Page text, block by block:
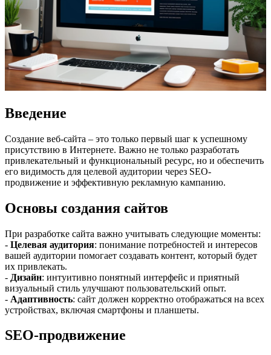
Введение
Создание веб-сайта – это только первый шаг к успешному
присутствию в Интернете. Важно не только разработать
привлекательный и функциональный ресурс, но и обеспечить
его видимость для целевой аудитории через SEO-
продвижение и эффективную рекламную кампанию.
Основы создания сайтов
При разработке сайта важно учитывать следующие моменты:
- Целевая аудитория: понимание потребностей и интересов
вашей аудитории помогает создавать контент, который будет
их привлекать.
- Дизайн: интуитивно понятный интерфейс и приятный
визуальный стиль улучшают пользовательский опыт.
- Адаптивность: сайт должен корректно отображаться на всех
устройствах, включая смартфоны и планшеты.
SEO-продвижение